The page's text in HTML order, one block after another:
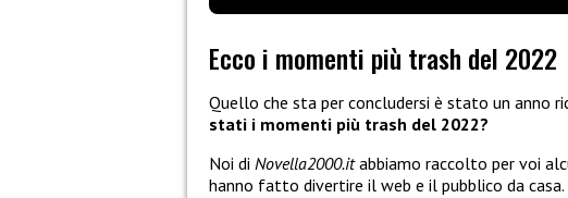
Ecco i momenti più trash del 2022
Quello che sta per concludersi è stato un anno
stati i momenti più trash del 2022?
Noi di Novella2000.itabbiamo raccolto per voi
hanno fatto divertire il web e il pubblico da casa.